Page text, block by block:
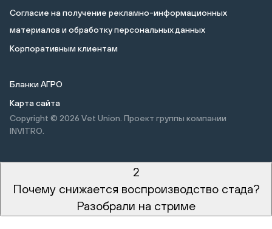
Cогласие на получение рекламно-информационных
материалов и обработку персональных данных
Корпоративным клиентам
Бланки АГРО
Карта сайта
Copyright © 2026 Vet Union. Проект группы компании
INVITRO.
2
Почему снижается воспроизводство стада?
Разобрали на стриме